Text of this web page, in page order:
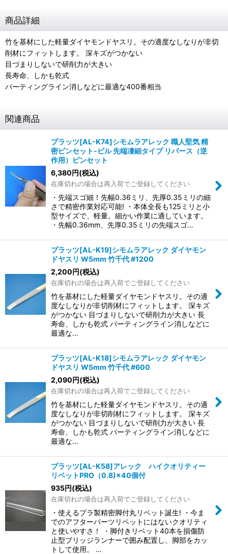
商品詳細
竹を基材にした軽量ダイヤモンドヤスリ。その適度なしなりが非切
削材にフィットします。 深キズがつかない
目づまりしないで研削力が大きい
長寿命、しかも乾式
パーティングライン消しなどに最適な400番相当
関連商品
プラッツ[AL-K74]シモムラアレック 職人堅気 精
密ピンセット-ビル 先端凄細タイプ リバース（逆
作用）ピンセット
6,380円(税込)
在庫切れの場合は再入荷でご登録してください
・先端スゴ細！先幅0.36ミリ、先厚0.35ミリの細
さで精密作業対応可能! ・本体全長も125ミリと小
型サイズで、軽量。細かい作業に適しています。
・先幅0.36mm、先厚0.35ミリの先端スゴ…
プラッツ[AL-K19]シモムラアレック ダイヤモン
ドヤスリ W5mm 竹千代 #1200
2,200円(税込)
在庫切れの場合は再入荷でご登録してください
竹を基材にした軽量ダイヤモンドヤスリ。その適
度なしなりが非切削材にフィットします。 深キズ
がつかない 目づまりしないで研削力が大きい 長
寿命、しかも乾式 パーティングライン消しなどに
最適な…
プラッツ[AL-K18]シモムラアレック ダイヤモン
ドヤスリ W5mm 竹千代 #600
2,090円(税込)
在庫切れの場合は再入荷でご登録してください
竹を基材にした軽量ダイヤモンドヤスリ。その適
度なしなりが非切削材にフィットします。 深キズ
がつかない 目づまりしないで研削力が大きい 長
寿命、しかも乾式 パーティングライン消しなどに
最適な…
プラッツ[AL-K58]アレック ハイクオリティー
リベットPRO（0.8)×40個付
935円(税込)
在庫切れの場合は再入荷でご登録してください
・使えるプラ製精密脚付丸リベット誕生! ・今ま
でのアフターパーツリベットにはないクオリティ
と使いやすさ！ ・脚付きリベット40本を損傷防
止型ブリッジランナーで囲み配置し、脚部をカッ
トして使用。 …